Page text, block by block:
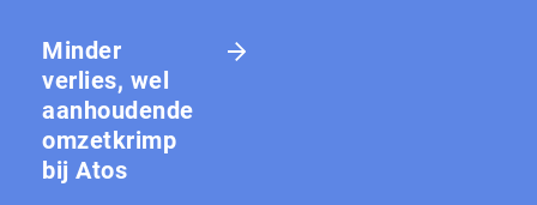
Minder
verlies, wel
aanhoudende
omzetkrimp
bij Atos